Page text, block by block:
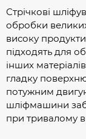
Стрічкові
обробки
високу
підходять для
інших
гладку
потужним
шліфмашини
при тривалому